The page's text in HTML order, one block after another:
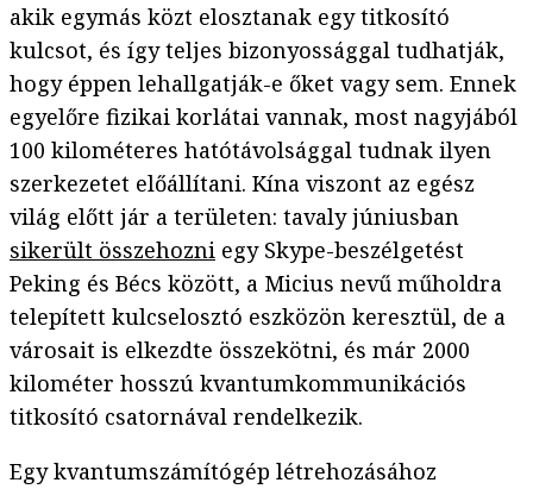
akik egymás közt elosztanak egy titkosító
kulcsot, és így teljes bizonyossággal tudhatják,
hogy éppen lehallgatják-e őket vagy sem. Ennek
egyelőre fizikai korlátai vannak, most nagyjából
100 kilométeres hatótávolsággal tudnak ilyen
szerkezetet előállítani. Kína viszont az egész
világ előtt jár a területen: tavaly júniusban
sikerült összehozni egy Skype-beszélgetést
Peking és Bécs között, a Micius nevű műholdra
telepített kulcselosztó eszközön keresztül, de a
városait is elkezdte összekötni, és már 2000
kilométer hosszú kvantumkommunikációs
titkosító csatornával rendelkezik.
Egy kvantumszámítógép létrehozásához